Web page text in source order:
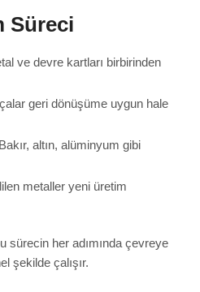
Süreci
ve devre kartları birbirinden
geri dönüşüme uygun hale
Bakır, altın, alüminyum gibi
metaller yeni üretim
sürecin her adımında çevreye
şekilde çalışır.